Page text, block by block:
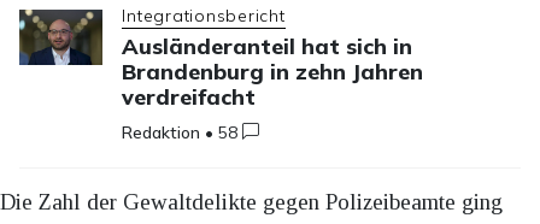
Integrationsbericht
Ausländeranteil hat sich in
Brandenburg in zehn Jahren
verdreifacht
Redaktion •58
Die Zahl der Gewaltdelikte gegen Polizeibeamte ging